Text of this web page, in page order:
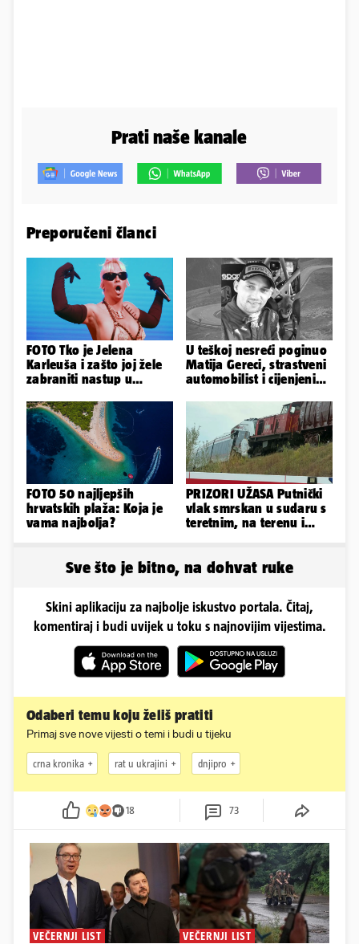
Prati naše kanale
Preporučeni članci
FOTO Tko je Jelena
Karleuša i zašto joj žele
zabraniti nastup u
govorila...
U teškoj nesreći poginuo
Matija Gereci, strastveni
automobilist i cijenjeni
FOTO 50 najljepših
hrvatskih plaža: Koja je
vama najbolja?
PRIZORI UŽASA Putnički
vlak smrskan u sudaru s
teretnim, na terenu i
Sve što je bitno, na dohvat ruke
Skini aplikaciju za najbolje iskustvo portala. Čitaj,
komentiraj i budi uvijek u toku s najnovijim vijestima.
Odaberi temu koju želiš pratiti
Primaj sve nove vijesti o temi i budi u tijeku
crna kronika rat u ukrajini dnjipro
18 73